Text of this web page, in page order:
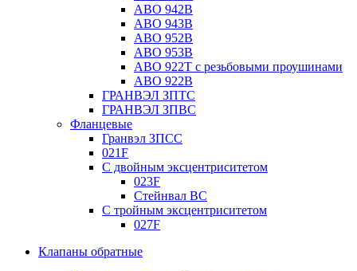
ABO 942B
ABO 943B
ABO 952B
ABO 953B
ABO 922T с резьбовыми проушинами
ABO 922B
ГРАНВЭЛ ЗПТС
ГРАНВЭЛ ЗПВС
Фланцевые
Гранвэл ЗПСС
021F
С двойным эксцентриситетом
023F
Стейнвал BC
С тройным эксцентриситетом
027F
Клапаны обратные